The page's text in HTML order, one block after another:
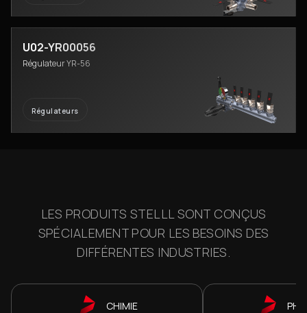
U02-YR00056
Régulateur YR-56
Régulateurs
LES PRODUITS STELLL SONT CONÇUS
SPÉCIALEMENT POUR LES BESOINS DES
DIFFÉRENTES INDUSTRIES.
CHIMIE